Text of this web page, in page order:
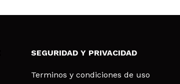
SEGURIDAD Y PRIVACIDAD
Terminos y condiciones de uso